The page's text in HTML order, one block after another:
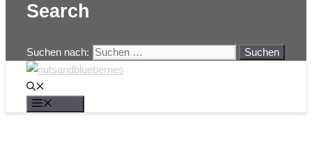
Search
Suchen nach: